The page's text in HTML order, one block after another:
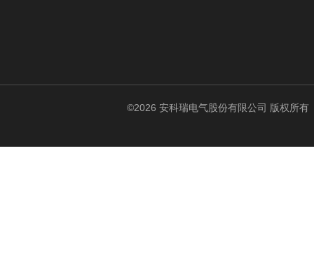
©2026 安科瑞电气股份有限公司 版权所